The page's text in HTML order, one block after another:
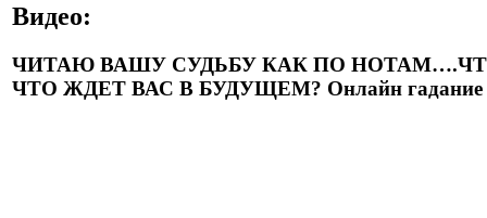
Видео:
ЧИТАЮ ВАШУ СУДЬБУ КАК ПО
ЧТО ЖДЕТ ВАС В БУДУЩЕМ? Онлайн гадание